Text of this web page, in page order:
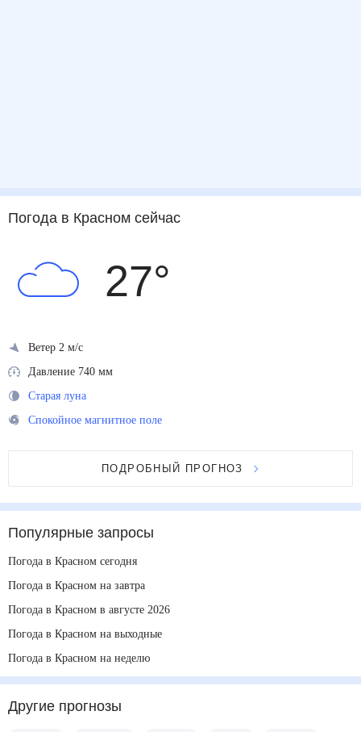
Погода в Красном сейчас
27°
Ветер 2 м/с
Давление 740 мм
Старая луна
Спокойное магнитное поле
ПОДРОБНЫЙ ПРОГНОЗ
Популярные запросы
Погода в Красном сегодня
Погода в Красном на завтра
Погода в Красном в августе 2026
Погода в Красном на выходные
Погода в Красном на неделю
Другие прогнозы